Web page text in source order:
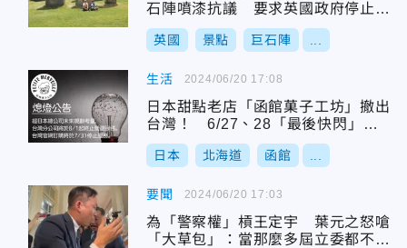
石陣噴漆抗議 要求英國政府停止開
採石油
英國 景點 巨石陣
生活
日本甜點老店「函館菓子工坊」撤出
台灣！ 6/27、28「最後快閃」買
一送一
日本 北海道 函館
2024/06/20 17:08
要聞
為「警察權」槓王定宇 葉元之怒嗆
「大草包」：當那麼多屆立委都不知
2024/06/20 17:03